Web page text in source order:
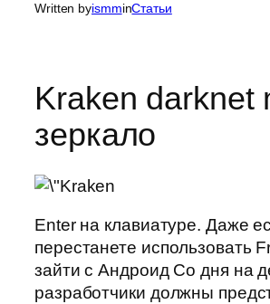
Written byismminСтатьи
Kraken darknet
зеркало
Enter на клавиатуре. Даже
перестанете использовать
зайти с Андроид Со дня на
разработчики должны